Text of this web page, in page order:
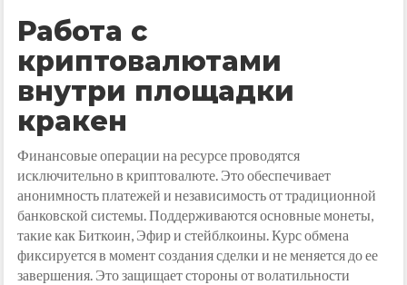
Работа с
криптовалютами
внутри площадки
кракен
Финансовые операции на ресурсе проводятся
исключительно в криптовалюте. Это обеспечивает
анонимность платежей и независимость от традиционной
банковской системы. Поддерживаются основные монеты,
такие как Биткоин, Эфир и стейблкоины. Курс обмена
фиксируется в момент создания сделки и не меняется до ее
завершения. Это защищает стороны от волатильности